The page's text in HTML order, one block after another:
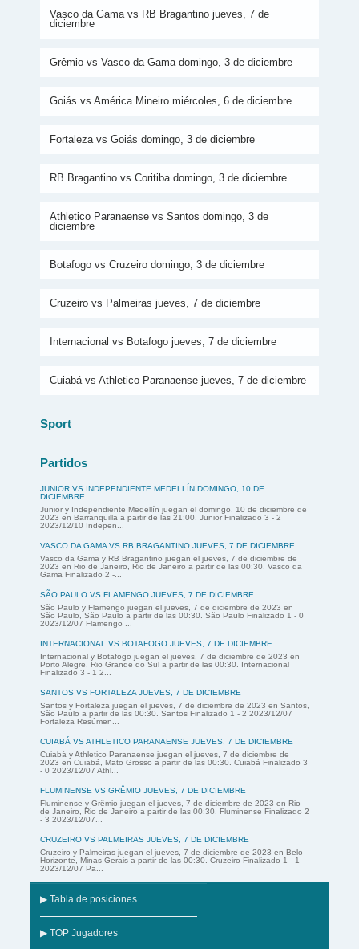
Vasco da Gama vs RB Bragantino jueves, 7 de
diciembre
Grêmio vs Vasco da Gama domingo, 3 de diciembre
Goiás vs América Mineiro miércoles, 6 de diciembre
Fortaleza vs Goiás domingo, 3 de diciembre
RB Bragantino vs Coritiba domingo, 3 de diciembre
Athletico Paranaense vs Santos domingo, 3 de
diciembre
Botafogo vs Cruzeiro domingo, 3 de diciembre
Cruzeiro vs Palmeiras jueves, 7 de diciembre
Internacional vs Botafogo jueves, 7 de diciembre
Cuiabá vs Athletico Paranaense jueves, 7 de diciembre
Sport
Partidos
JUNIOR VS INDEPENDIENTE MEDELLÍN DOMINGO, 10 DE
DICIEMBRE
Junior y Independiente Medellín juegan el domingo, 10 de diciembre de
2023 en Barranquilla a partir de las 21:00. Junior Finalizado 3 - 2
2023/12/10 Indepen...
VASCO DA GAMA VS RB BRAGANTINO JUEVES, 7 DE DICIEMBRE
Vasco da Gama y RB Bragantino juegan el jueves, 7 de diciembre de
2023 en Rio de Janeiro, Rio de Janeiro a partir de las 00:30. Vasco da
Gama Finalizado 2 -...
SÃO PAULO VS FLAMENGO JUEVES, 7 DE DICIEMBRE
São Paulo y Flamengo juegan el jueves, 7 de diciembre de 2023 en
São Paulo, São Paulo a partir de las 00:30. São Paulo Finalizado 1 - 0
2023/12/07 Flamengo ...
INTERNACIONAL VS BOTAFOGO JUEVES, 7 DE DICIEMBRE
Internacional y Botafogo juegan el jueves, 7 de diciembre de 2023 en
Porto Alegre, Rio Grande do Sul a partir de las 00:30. Internacional
Finalizado 3 - 1 2...
SANTOS VS FORTALEZA JUEVES, 7 DE DICIEMBRE
Santos y Fortaleza juegan el jueves, 7 de diciembre de 2023 en Santos,
São Paulo a partir de las 00:30. Santos Finalizado 1 - 2 2023/12/07
Fortaleza Resúmen...
CUIABÁ VS ATHLETICO PARANAENSE JUEVES, 7 DE DICIEMBRE
Cuiabá y Athletico Paranaense juegan el jueves, 7 de diciembre de
2023 en Cuiabá, Mato Grosso a partir de las 00:30. Cuiabá Finalizado 3
- 0 2023/12/07 Athl...
FLUMINENSE VS GRÊMIO JUEVES, 7 DE DICIEMBRE
Fluminense y Grêmio juegan el jueves, 7 de diciembre de 2023 en Rio
de Janeiro, Rio de Janeiro a partir de las 00:30. Fluminense Finalizado 2
- 3 2023/12/07...
CRUZEIRO VS PALMEIRAS JUEVES, 7 DE DICIEMBRE
Cruzeiro y Palmeiras juegan el jueves, 7 de diciembre de 2023 en Belo
Horizonte, Minas Gerais a partir de las 00:30. Cruzeiro Finalizado 1 - 1
2023/12/07 Pa...
▶ Tabla de posiciones
▶ TOP Jugadores